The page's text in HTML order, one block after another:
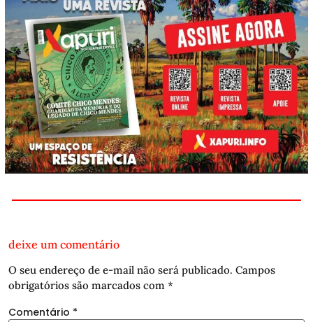
deixe um comentário
O seu endereço de e-mail não será publicado. Campos
obrigatórios são marcados com *
Comentário *